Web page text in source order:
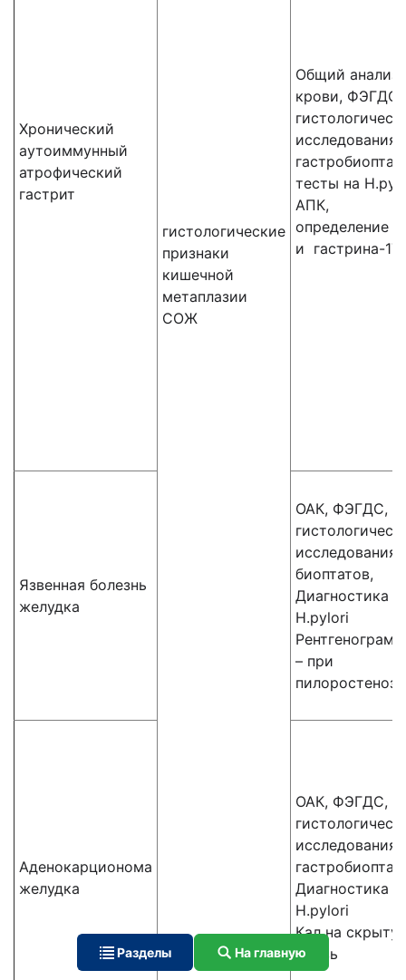
гистологические
признаки
кишечной
метаплазии
СОЖ
Хронический
аутоиммунный
атрофический
гастрит
Общий анализ
крови, ФЭГДС,
исследования
тесты на
АПК,
определение
и гастрина-17
Язвенная болезнь
желудка
ОАК, ФЭГДС,
исследования
биоптатов,
Диагностика
H.pylori
– при
пилоростенозе
Аденокарционома
желудка
ОАК, ФЭГДС,
исследования
Диагностика
H.pylori
Кал на
кровь
Разделы На главную